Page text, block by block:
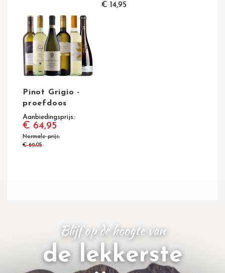
€ 14,95
Pinot Grigio -
proefdoos
Aanbiedingsprijs
€ 64,95
Normale prijs
€ 69,05
Blijf op de hoogte van
de lekkerste